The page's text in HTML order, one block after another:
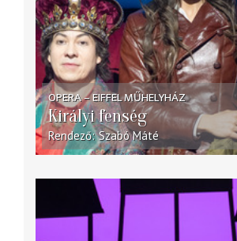
OPERA – EIFFEL MŰHELYHÁZ
Királyi fenség
Rendező Szabó Máté